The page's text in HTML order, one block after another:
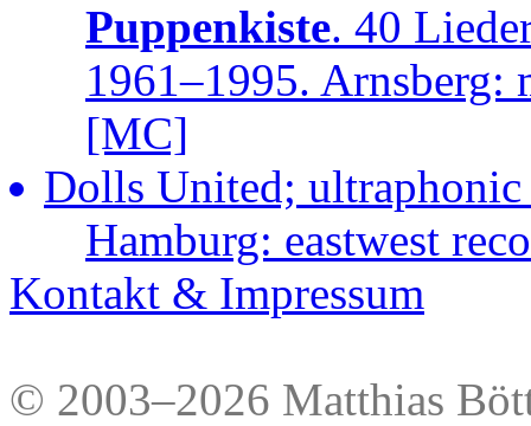
Puppenkiste. 40
1961–1995. Arnsberg:
[MC]
Dolls United;
Hamburg: eastwest
Kontakt & Impressum
© 2003–2026 Matthias